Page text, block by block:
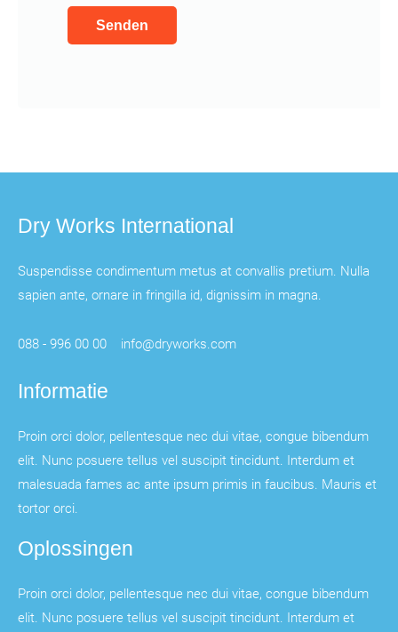
Dry Works International
Suspendisse condimentum metus at convallis pretium. Nulla
sapien ante, ornare in fringilla id, dignissim in magna.
088 - 996 00 00 info@dryworks.com
Informatie
Proin orci dolor, pellentesque nec dui vitae, congue bibendum
elit. Nunc posuere tellus vel suscipit tincidunt. Interdum et
malesuada fames ac ante ipsum primis in faucibus. Mauris et
tortor orci.
Oplossingen
Proin orci dolor, pellentesque nec dui vitae, congue bibendum
elit. Nunc posuere tellus vel suscipit tincidunt. Interdum et